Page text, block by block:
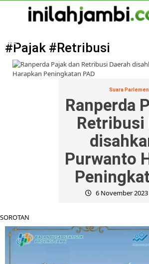
#Pajak #Retribusi
Suara
Ranperda
Retribusi
Purwanto
6 November 2023
SOROTAN